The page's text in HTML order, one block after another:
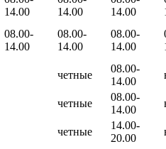
14.00
14.00
14.00
08.00-
14.00
08.00-
14.00
08.00-
14.00
четные
08.00-
14.00
четные
08.00-
14.00
четные
14.00-
20.00